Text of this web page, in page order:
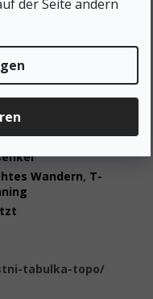
der Seite ändern
g
Wandern, T-
tabulka-topo/